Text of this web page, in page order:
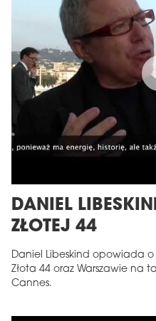
DANIEL
ZŁOTEJ 44
Daniel Libeskind opowiada
Złota 44 oraz Warszawie na
Cannes.